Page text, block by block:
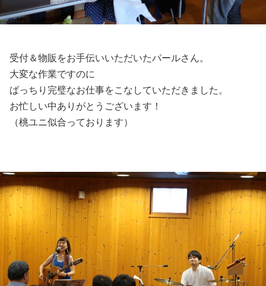
受付＆物販をお手伝いいただいたパールさん。
大変な作業ですのに
ばっちり完璧なお仕事をこなしていただきました。
お忙しい中ありがとうございます！
（桃ユニ似合っております）